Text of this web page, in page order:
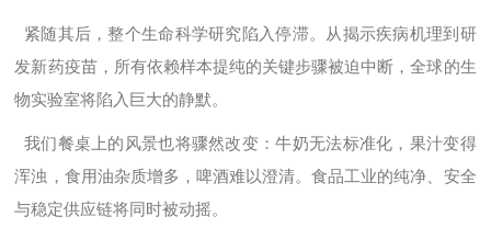
紧随其后，整个生命科学研究陷入停滞。从揭示疾病机理到研
发新药疫苗，所有依赖样本提纯的关键步骤被迫中断，全球的生
物实验室将陷入巨大的静默。
我们餐桌上的风景也将骤然改变：牛奶无法标准化，果汁变得
浑浊，食用油杂质增多，啤酒难以澄清。食品工业的纯净、安全
与稳定供应链将同时被动摇。